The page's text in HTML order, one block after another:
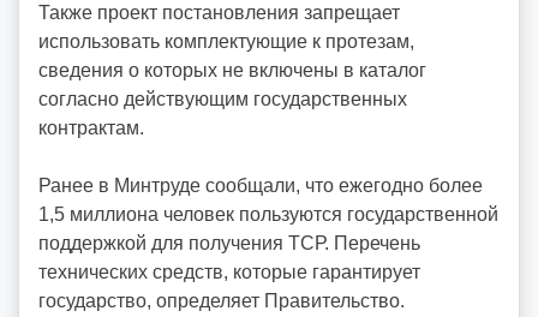
Также проект постановления запрещает
использовать комплектующие к протезам,
сведения о которых не включены в каталог
согласно действующим государственных
контрактам.
Ранее в Минтруде сообщали, что ежегодно более
1,5 миллиона человек пользуются государственной
поддержкой для получения ТСР. Перечень
технических средств, которые гарантирует
государство, определяет Правительство.